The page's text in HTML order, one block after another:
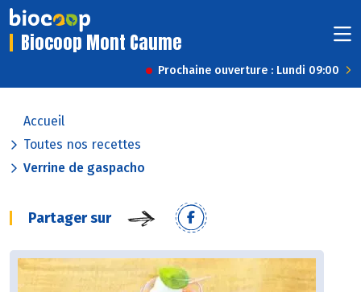
Biocoop Mont Caume
Prochaine ouverture : Lundi 09:00
Accueil
Toutes nos recettes
Verrine de gaspacho
Partager sur